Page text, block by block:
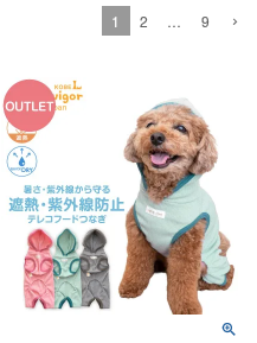
1
2 … 9